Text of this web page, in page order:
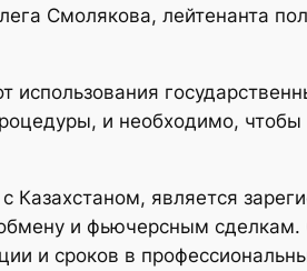
Смолякова, лейтенанта
использования
и необходимо,
Казахстаном, является
и фьючерсным
и сроков в